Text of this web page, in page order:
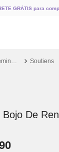
GRÁTIS para
Underwear Feminino Soutiens
De